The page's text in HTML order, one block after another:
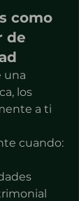
como
de
una
los
a ti
cuando: